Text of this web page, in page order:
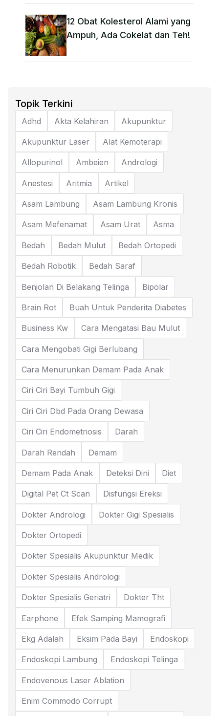
12 Obat Kolesterol Alami yang
Ampuh, Ada Cokelat dan Teh!
Topik Terkini
Adhd Akta Kelahiran Akupunktur
Akupunktur Laser Alat Kemoterapi
Allopurinol Ambeien Andrologi
Anestesi Aritmia Artikel
Asam Lambung Asam Lambung Kronis
Asam Mefenamat Asam Urat Asma
Bedah Bedah Mulut Bedah Ortopedi
Bedah Robotik Bedah Saraf
Benjolan Di Belakang Telinga Bipolar
Brain Rot Buah Untuk Penderita Diabetes
Business Kw Cara Mengatasi Bau Mulut
Cara Mengobati Gigi Berlubang
Cara Menurunkan Demam Pada Anak
Ciri Ciri Bayi Tumbuh Gigi
Ciri Ciri Dbd Pada Orang Dewasa
Ciri Ciri Endometriosis Darah
Darah Rendah Demam
Demam Pada Anak Deteksi Dini Diet
Digital Pet Ct Scan Disfungsi Ereksi
Dokter Andrologi Dokter Gigi Spesialis
Dokter Ortopedi
Dokter Spesialis Akupunktur Medik
Dokter Spesialis Andrologi
Dokter Spesialis Geriatri Dokter Tht
Earphone Efek Samping Mamografi
Ekg Adalah Eksim Pada Bayi Endoskopi
Endoskopi Lambung Endoskopi Telinga
Endovenous Laser Ablation
Enim Commodo Corrupt